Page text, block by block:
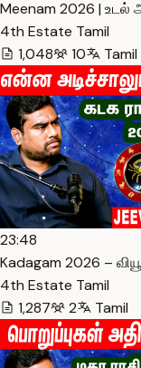
Meenam 2026 |
4th Estate Tamil
1,048
10 Tamil
23:48
Kadagam 2026 –
4th Estate Tamil
1,287
2 Tamil